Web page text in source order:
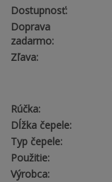
Dostupnosť:
Doprava
zadarmo:
Zľava:
Rúčka:
Dĺžka čepele:
Typ čepele:
Použitie:
Výrobca: